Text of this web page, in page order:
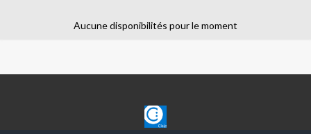
Aucune disponibilités pour le moment
CLAJE